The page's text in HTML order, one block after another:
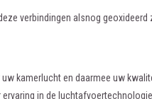
verbindingen alsnog geoxideerd
kamerlucht en daarmee uw
in de